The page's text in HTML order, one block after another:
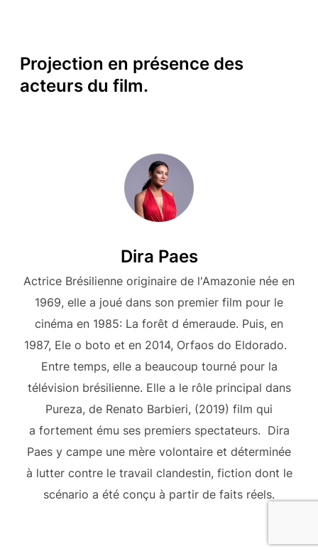
Projection en présence des
acteurs du film.
Dira Paes
Actrice Brésilienne originaire de l'Amazonie née en
1969, elle a joué dans son premier film pour le
cinéma en 1985: La forêt d émeraude. Puis, en
1987, Ele o boto et en 2014, Orfaos do Eldorado.
Entre temps, elle a beaucoup tourné pour la
télévision brésilienne. Elle a le rôle principal dans
Pureza, de Renato Barbieri, (2019) film qui
a fortement ému ses premiers spectateurs. Dira
Paes y campe une mère volontaire et déterminée
à lutter contre le travail clandestin, fiction dont le
scénario a été conçu à partir de faits réels.